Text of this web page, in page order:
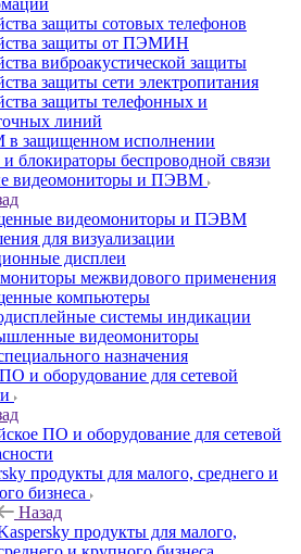
защиты сотовых телефонов
защиты от ПЭМИН
виброакустической защиты
защиты сети электропитания
защиты телефонных и
линий
защищенном исполнении
блокираторы беспроводной связи
видеомониторы и ПЭВМ
видеомониторы и ПЭВМ
для визуализации
дисплеи
межвидового применения
компьютеры
системы индикации
видеомониторы
назначения
и оборудование для сетевой
ПО и оборудование для сетевой
продукты для малого, среднего и
бизнеса
Назад
продукты для малого,